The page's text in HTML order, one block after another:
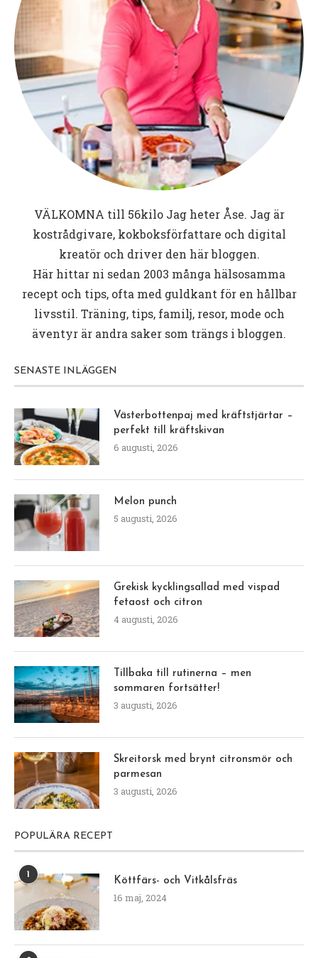
VÄLKOMNA till 56kiloJag heter Åse. Jag är
kostrådgivare, kokboksförfattare och digital
kreatör och driver den här bloggen.
Här hittar ni sedan 2003 många hälsosamma
recept och tips, ofta med guldkant för en hållbar
livsstil. Träning, tips, familj, resor, mode och
äventyr är andra saker som trängs i bloggen.
SENASTE INLÄGGEN
Västerbottenpaj med kräftstjärtar –
perfekt till kräftskivan
6 augusti, 2026
Melon punch
5 augusti, 2026
Grekisk kycklingsallad med vispad
fetaost och citron
4 augusti, 2026
Tillbaka till rutinerna – men
sommaren fortsätter!
3 augusti, 2026
Skreitorsk med brynt citronsmör och
parmesan
3 augusti, 2026
POPULÄRA RECEPT
1
Köttfärs- och Vitkålsfräs
16 maj, 2024